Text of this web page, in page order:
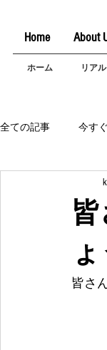
Home About
ホーム リアル
全ての記事 今す
皆さ